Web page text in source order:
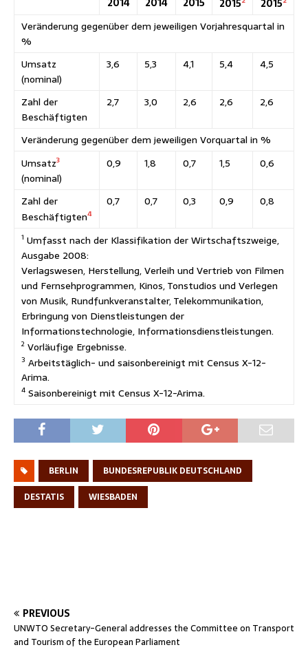
2015
2015
1 Umfasst nach der Klassifikation der Wirtschaftszweige,
Ausgabe 2008:
Verlagswesen, Herstellung, Verleih und Vertrieb von Filmen
und Fernsehprogrammen, Kinos, Tonstudios und Verlegen
von Musik, Rundfunkveranstalter, Telekommunikation,
Erbringung von Dienstleistungen der
Informationstechnologie, Informationsdienstleistungen.
2 Vorläufige Ergebnisse.
3 Arbeitstäglich- und saisonbereinigt mit Census X-12-
Arima.
4 Saisonbereinigt mit Census X-12-Arima.
Veränderung gegenüber dem jeweiligen Vorjahresquartal in
%
Umsatz
(nominal)
3,6 5,3 4,1 5,4 4,5
Zahl der
Beschäftigten
2,7 3,0 2,6 2,6 2,6
Veränderung gegenüber dem jeweiligen Vorquartal in %
Umsatz3
(nominal)
0,9 1,8 0,7 1,5 0,6
Zahl der
Beschäftigten4
0,7 0,7 0,3 0,9 0,8
BERLIN
BUNDESREPUBLIK DEUTSCHLAND
DESTATIS
WIESBADEN
PREVIOUS
UNWTO Secretary-General addresses the Committee on Transport
and Tourism of the European Parliament